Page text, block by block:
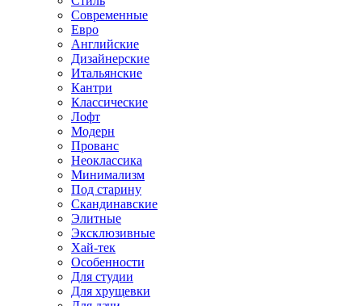
Современные
Евро
Английские
Дизайнерские
Итальянские
Кантри
Классические
Лофт
Модерн
Прованс
Неоклассика
Минимализм
Под старину
Скандинавские
Элитные
Эксклюзивные
Хай-тек
Особенности
Для студии
Для хрущевки